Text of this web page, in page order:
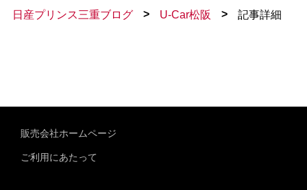
日産プリンス三重ブログ > U-Car松阪 > 記事詳細
販売会社ホームページ
ご利用にあたって